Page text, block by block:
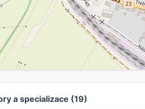
a specializace (19)